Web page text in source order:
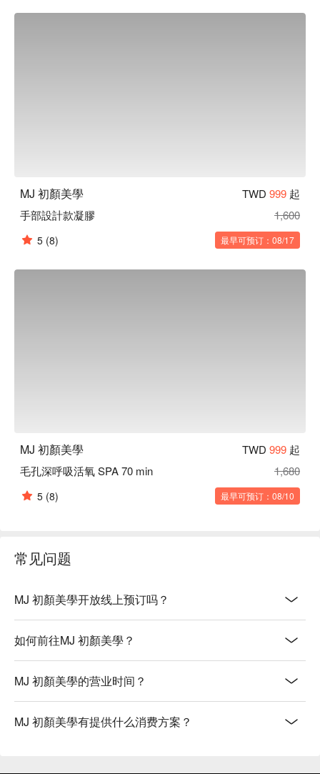
MJ 初顏美學 TWD 999 起
手部設計款凝膠
1,600
5 (8) 最早可预订：08/17
MJ 初顏美學 TWD 999 起
毛孔深呼吸活氧 SPA 70 min
1,680
5 (8) 最早可预订：08/10
常见问题
MJ 初顏美學开放线上预订吗？
如何前往MJ 初顏美學？
MJ 初顏美學的营业时间？
MJ 初顏美學有提供什么消费方案？